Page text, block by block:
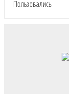
Пользовались